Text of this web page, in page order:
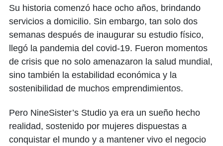
Su historia comenzó hace ocho años, brindando
servicios a domicilio. Sin embargo, tan solo dos
semanas después de inaugurar su estudio físico,
llegó la pandemia del covid-19. Fueron momentos
de crisis que no solo amenazaron la salud mundial,
sino también la estabilidad económica y la
sostenibilidad de muchos emprendimientos.
Pero NineSister’s Studio ya era un sueño hecho
realidad, sostenido por mujeres dispuestas a
conquistar el mundo y a mantener vivo el negocio